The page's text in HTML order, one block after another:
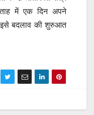
में एक दिन अपने
इसे बदलाव की शुरुआत